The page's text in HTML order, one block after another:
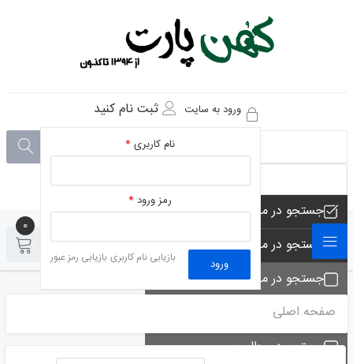
ورود به سایت
نام کاربری*
رمز ورود*
ورود بازیابی نام کاربری بازیابی رمز عبور
ثبت نام کنید
جستجو در مجموعه های فروشگاه
جستجو در محصولات فروشگاه
جستجو در مجموعه ها
جستجو - تماس ها
جستجو در مطلب
0
صفحه اصلی